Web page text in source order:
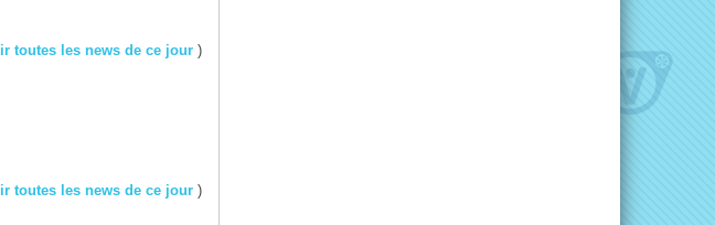
toutes les news de ce jour )
toutes les news de ce jour )